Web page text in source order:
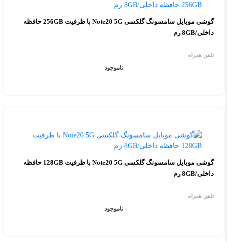
گوشی موبایل سامسونگ گلکسی Note20 5G با ظرفیت 256GB حافظه
داخلی/8GB رم
تلفن همراه
ناموجود
گوشی موبایل سامسونگ گلکسی Note20 5G با ظرفیت 128GB حافظه
داخلی/8GB رم
تلفن همراه
ناموجود